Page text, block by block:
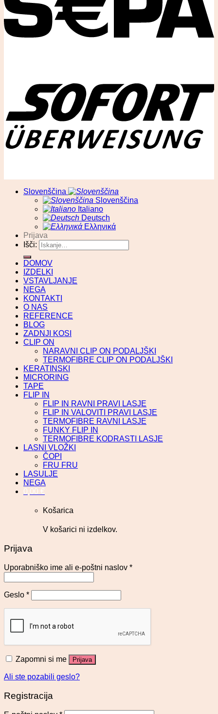
Slovenščina
Slovenščina
Italiano
Deutsch
Ελληνικά
Prijava
Išči:
DOMOV
IZDELKI
VSTAVLJANJE
NEGA
KONTAKTI
O NAS
REFERENCE
BLOG
ZADNJI KOSI
CLIP ON
NARAVNI CLIP ON PODALJŠKI
TERMOFIBRE CLIP ON PODALJŠKI
KERATINSKI
MICRORING
TAPE
FLIP IN
FLIP IN RAVNI PRAVI LASJE
FLIP IN VALOVITI PRAVI LASJE
TERMOFIBRE RAVNI LASJE
FUNKY FLIP IN
TERMOFIBRE KODRASTI LASJE
LASNI VLOŽKI
ČOPI
FRU FRU
LASULJE
NEGA
0,00 €
Košarica
V košarici ni izdelkov.
Prijava
Uporabniško ime ali e-poštni naslov *
Geslo *
Zapomni si me Prijava
Ali ste pozabili geslo?
Registracija